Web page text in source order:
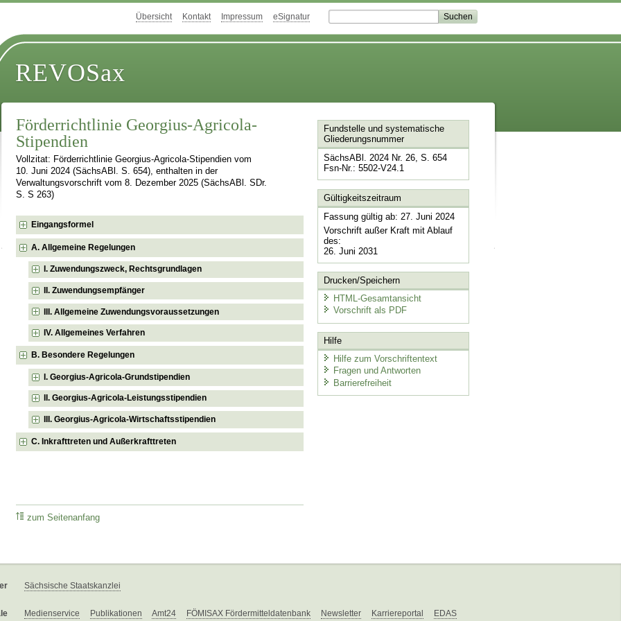
Übersicht Kontakt Impressum eSignatur
REVOSax
Förderrichtlinie Georgius-Agricola-
Stipendien
Vollzitat: Förderrichtlinie Georgius-Agricola-Stipendien vom
10. Juni 2024 (SächsABl. S. 654), enthalten in der
Verwaltungsvorschrift vom 8. Dezember 2025 (SächsABl. SDr.
S. S 263)
Eingangsformel
A. Allgemeine Regelungen
I. Zuwendungszweck, Rechtsgrundlagen
II. Zuwendungsempfänger
III. Allgemeine Zuwendungsvoraussetzungen
IV. Allgemeines Verfahren
B. Besondere Regelungen
I. Georgius-Agricola-Grundstipendien
II. Georgius-Agricola-Leistungsstipendien
III. Georgius-Agricola-Wirtschaftsstipendien
C. Inkrafttreten und Außerkrafttreten
zum Seitenanfang
Fundstelle und systematische
Gliederungsnummer
SächsABl. 2024 Nr. 26, S. 654
Fsn-Nr.: 5502-V24.1
Gültigkeitszeitraum
Fassung gültig ab: 27. Juni 2024
Vorschrift außer Kraft mit Ablauf
des:
26. Juni 2031
Drucken/Speichern
HTML-Gesamtansicht
Vorschrift als PDF
Hilfe
Hilfe zum Vorschriftentext
Fragen und Antworten
Barrierefreiheit
Sächsische Staatskanzlei
Medienservice Publikationen Amt24 FÖMISAX Fördermitteldatenbank Newsletter Karriereportal EDAS